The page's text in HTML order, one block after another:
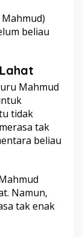
beliau
Mahmud
tidak
tak
beliau
Namun,
tak enak